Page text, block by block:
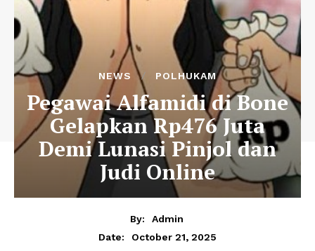
NEWS POLHUKAM
Pegawai Alfamidi di Bone
Gelapkan Rp476 Juta
Demi Lunasi Pinjol dan
Judi Online
By:
Admin
Date:
October 21, 2025